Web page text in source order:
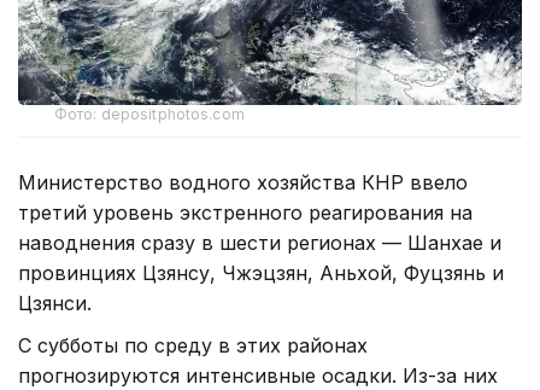
Фото: depositphotos.com
Министерство водного хозяйства КНР ввело
третий уровень экстренного реагирования на
наводнения сразу в шести регионах — Шанхае и
провинциях Цзянсу, Чжэцзян, Аньхой, Фуцзянь и
Цзянси.
С субботы по среду в этих районах
прогнозируются интенсивные осадки. Из-за них